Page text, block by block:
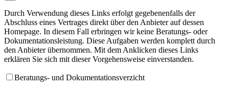
Durch Verwendung dieses Links erfolgt gegebenenfalls der
Abschluss eines Vertrages direkt über den Anbieter auf dessen
Homepage. In diesem Fall erbringen wir keine Beratungs- oder
Dokumentationsleistung. Diese Aufgaben werden komplett durch
den Anbieter übernommen. Mit dem Anklicken dieses Links
erklären Sie sich mit dieser Vorgehensweise einverstanden.
Beratungs- und Dokumentationsverzicht